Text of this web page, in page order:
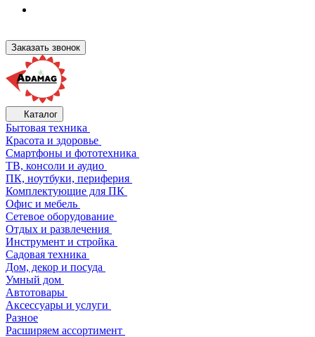
Заказать звонок
Каталог
Бытовая техника
Красота и здоровье
Смартфоны и фототехника
ТВ, консоли и аудио
ПК, ноутбуки, периферия
Комплектующие для ПК
Офис и мебель
Сетевое оборудование
Отдых и развлечения
Инструмент и стройка
Садовая техника
Дом, декор и посуда
Умный дом
Автотовары
Аксессуары и услуги
Разное
Расширяем ассортимент